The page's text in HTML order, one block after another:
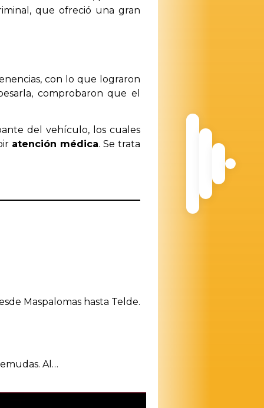
que ofreció una gran
con lo que lograron
comprobaron que el
del vehículo, los cuales
atención médica. Se trata
Maspalomas hasta Telde.
Al…